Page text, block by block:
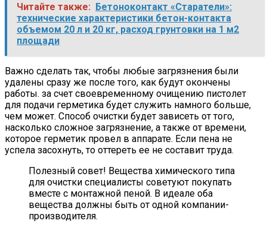
Читайте также: Бетоноконтакт «Старатели»:
технические характеристики бетон-контакта
объемом 20 л и 20 кг, расход грунтовки на 1 м2
площади
Важно сделать так, чтобы любые загрязнения были
удалены сразу же после того, как будут окончены
работы. за счет своевременному очищению пистолет
для подачи герметика будет служить намного больше,
чем может. Способ очистки будет зависеть от того,
насколько сложное загрязнение, а также от времени,
которое герметик провел в аппарате. Если пена не
успела засохнуть, то оттереть ее не составит труда.
Полезный совет! Вещества химического типа
для очистки специалисты советуют покупать
вместе с монтажной пеной. В идеале оба
вещества должны быть от одной компании-
производителя.